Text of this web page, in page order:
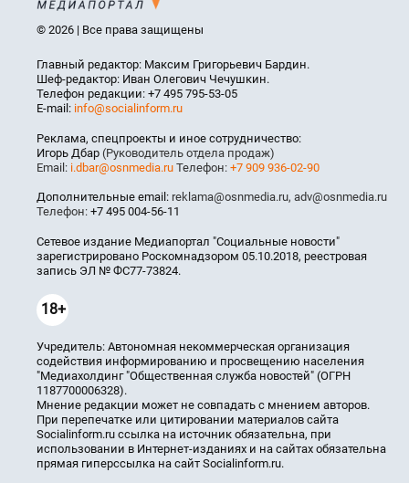
© 2026 | Все права защищены
Главный редактор: Максим Григорьевич Бардин.
Шеф-редактор: Иван Олегович Чечушкин.
Телефон редакции: +7 495 795-53-05
E-mail: info@socialinform.ru
Реклама, спецпроекты и иное сотрудничество:
Игорь Дбар (Руководитель отдела продаж)
Email: i.dbar@osnmedia.ru Телефон: +7 909 936-02-90
Дополнительные email: reklama@osnmedia.ru, adv@osnmedia.ru
Телефон: +7 495 004-56-11
Сетевое издание Медиапортал "Социальные новости"
зарегистрировано Роскомнадзором 05.10.2018, реестровая
запись ЭЛ № ФС77-73824.
18+
Учредитель: Автономная некоммерческая организация
содействия информированию и просвещению населения
"Медиахолдинг "Общественная служба новостей" (ОГРН
1187700006328).
Мнение редакции может не совпадать с мнением авторов.
При перепечатке или цитировании материалов сайта
Socialinform.ru ссылка на источник обязательна, при
использовании в Интернет-изданиях и на сайтах обязательна
прямая гиперссылка на сайт Socialinform.ru.